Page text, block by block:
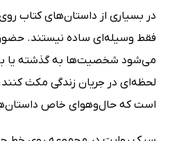
در بسیاری از داستان‌های کتاب
فقط وسیله‌ای ساده نیستند.
می‌شود شخصیت‌ها به گذشته یا به
لحظه‌ای در جریان زندگی مکث
است که حال‌وهوای خاص